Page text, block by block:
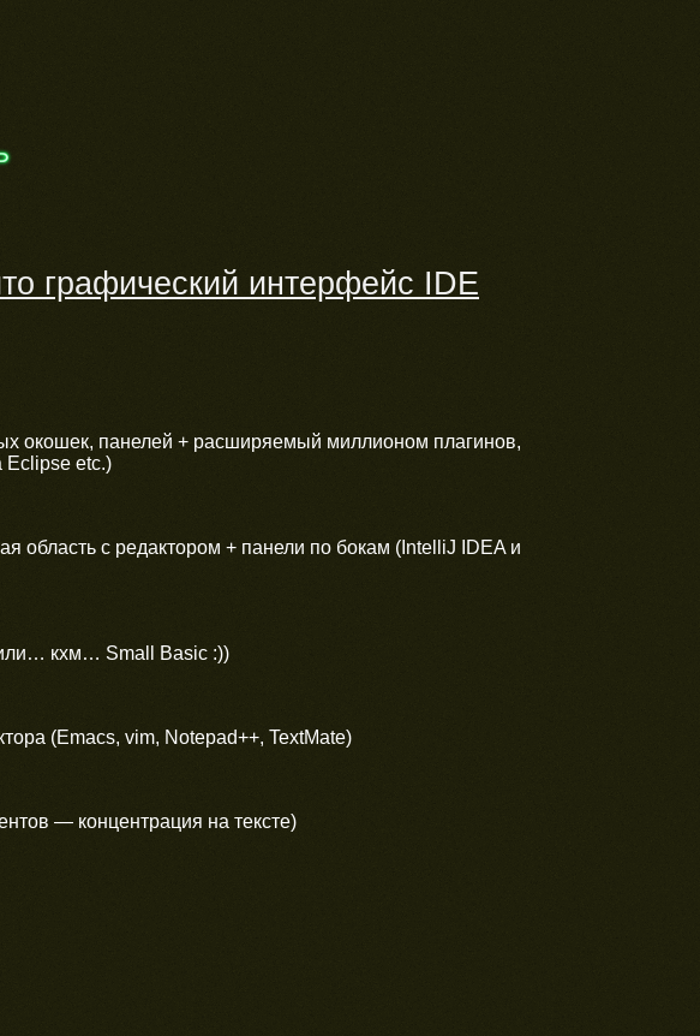
графический интерфейс IDE
окошек, панелей + расширяемый миллионом плагинов,
Eclipse etc.)
область с редактором + панели по бокам (IntelliJ IDEA и
кхм… Small Basic :))
(Emacs, vim, Notepad++, TextMate)
— концентрация на тексте)